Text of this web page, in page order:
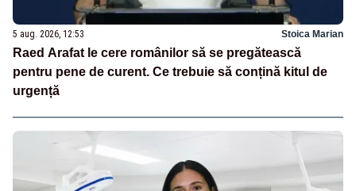
5 aug. 2026, 12:53 Stoica Marian
Raed Arafat le cere românilor să se pregătească
pentru pene de curent. Ce trebuie să conțină kitul de
urgență